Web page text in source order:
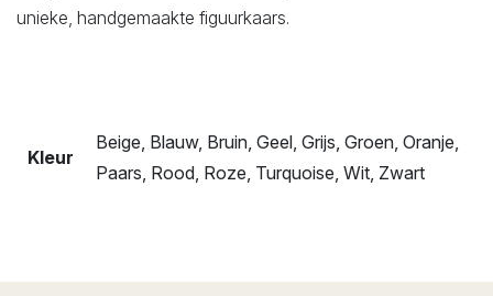
unieke, handgemaakte figuurkaars.
Kleur
Beige, Blauw, Bruin, Geel, Grijs, Groen, Oranje,
Paars, Rood, Roze, Turquoise, Wit, Zwart